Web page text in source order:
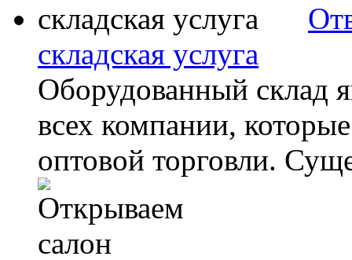
складская услуга
Оборудованный склад
всех компании,
оптовой торговли.